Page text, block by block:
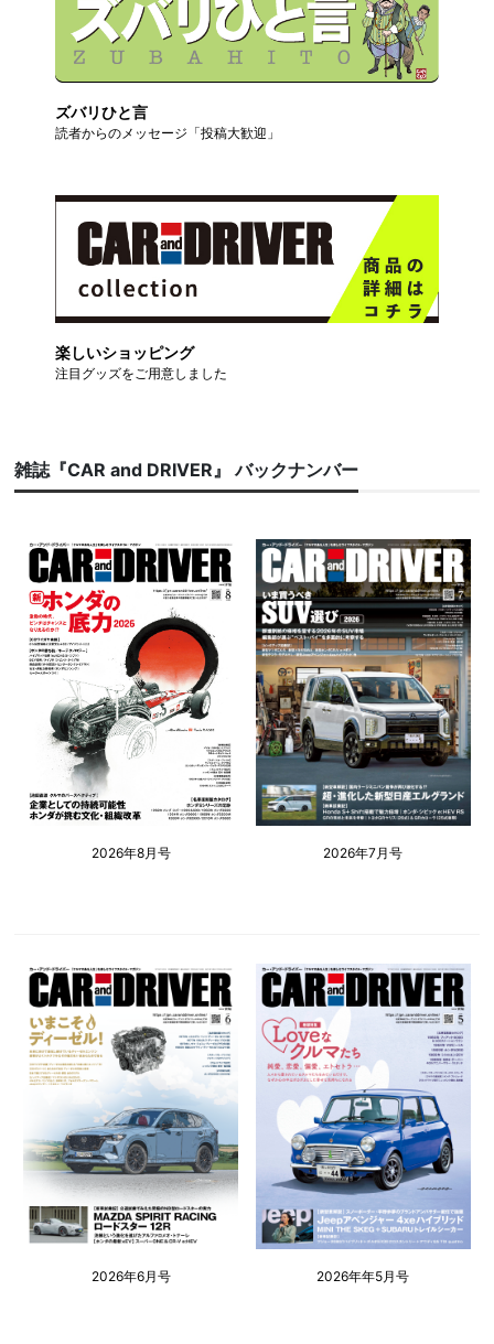
ズバリひと言
読者からのメッセージ「投稿大歓迎」
楽しいショッピング
注目グッズをご用意しました
雑誌『CAR and DRIVER』 バックナンバー
2026年8月号 2026年7月号
2026年6月号 2026年年5月号